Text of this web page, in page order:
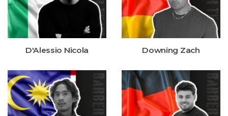
D'Alessio Nicola Downing Zach